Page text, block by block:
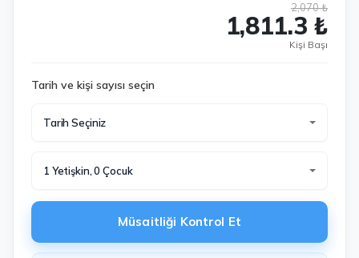
2,070 ₺
1,811.3 ₺
Kişi Başı
Tarih ve kişi sayısı seçin
Tarih Seçiniz
1 Yetişkin, 0 Çocuk
Müsaitliği Kontrol Et